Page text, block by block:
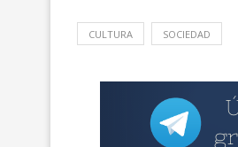
CULTURA SOCIEDAD